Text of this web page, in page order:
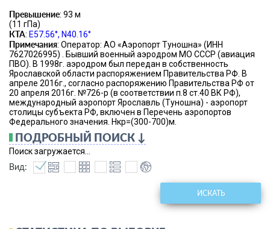
Превышение: 93 м
(11 гПа)
КТА: E57.56°, N40.16°
Примечания: Оператор: АО «Аэропорт Туношна» (ИНН
7627026995) . Бывший военный аэродром МО СССР (авиация
ПВО). В 1998г. аэродром был передан в собственность
Ярославской области распоряжением Правительства РФ. В
апреле 2016г., согласно распоряжению Правительства РФ от
20 апреля 2016г. №726-р (в соответствии п.8 ст.40 ВК РФ),
международный аэропорт Ярославль (Туношна) - аэропорт
столицы субъекта РФ, включен в Перечень аэропортов
Федерального значения. Нкр=(300-700)м.
ПОДРОБНЫЙ ПОИСК ↓
Поиск загружается...
Вид:
ИСКАТЬ